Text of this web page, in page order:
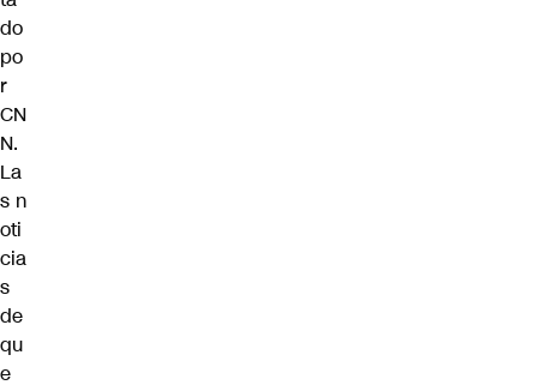
do
po
r
CN
N.
La
s n
oti
cia
s
de
qu
e